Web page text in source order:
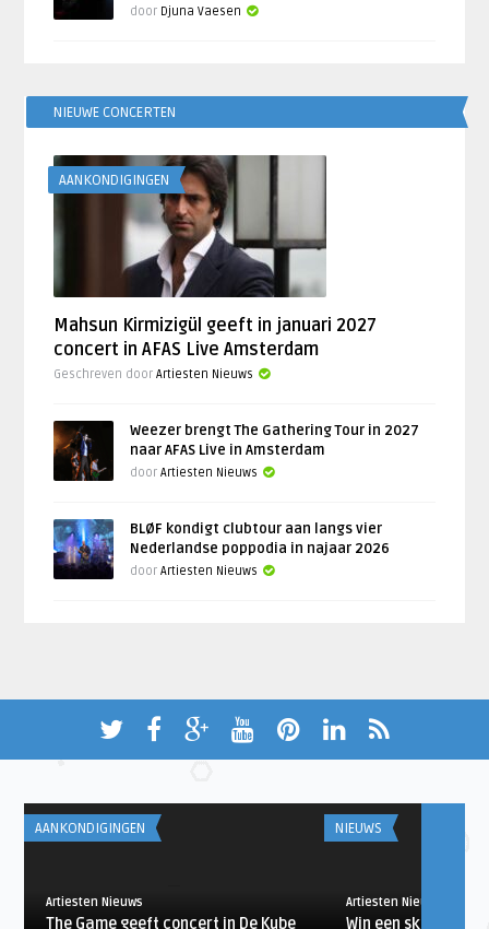
door Djuna Vaesen
NIEUWE CONCERTEN
AANKONDIGINGEN
Mahsun Kirmizigül geeft in januari 2027
concert in AFAS Live Amsterdam
Geschreven doorArtiesten Nieuws
Weezer brengt The Gathering Tour in 2027
naar AFAS Live in Amsterdam
doorArtiesten Nieuws
BLØF kondigt clubtour aan langs vier
Nederlandse poppodia in najaar 2026
doorArtiesten Nieuws
AANKONDIGINGEN
Artiesten Nieuws
The Game geeft concert in De Kube
NIEUWS
Artiesten Nieuws
Win een skibril van